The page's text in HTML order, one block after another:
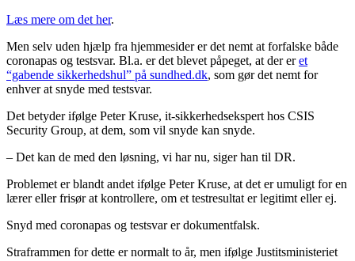
Læs mere om det her.
Men selv uden hjælp fra hjemmesider er det nemt at forfalske både
coronapas og testsvar. Bl.a. er det blevet påpeget, at der eret
“gabende sikkerhedshul” på sundhed.dk, som gør det nemt for
enhver at snyde med testsvar.
Det betyder ifølge Peter Kruse, it-sikkerhedsekspert hos CSIS
Security Group, at dem, som vil snyde kan snyde.
– Det kan de med den løsning, vi har nu, siger han til DR.
Problemet er blandt andet ifølge Peter Kruse, at det er umuligt for en
lærer eller frisør at kontrollere, om et testresultat er legitimt eller ej.
Snyd med coronapas og testsvar er dokumentfalsk.
Straframmen for dette er normalt to år, men ifølge Justitsministeriet